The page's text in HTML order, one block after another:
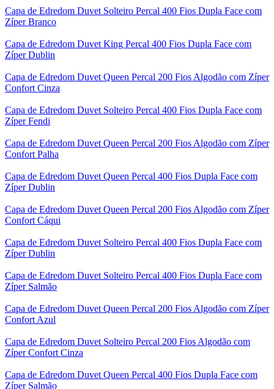
Capa de Edredom Duvet Solteiro Percal 400 Fios Dupla Face com
Zíper Branco
Capa de Edredom Duvet King Percal 400 Fios Dupla Face com
Zíper Dublin
Capa de Edredom Duvet Queen Percal 200 Fios Algodão com Zíper
Confort Cinza
Capa de Edredom Duvet Solteiro Percal 400 Fios Dupla Face com
Zíper Fendi
Capa de Edredom Duvet Queen Percal 200 Fios Algodão com Zíper
Confort Palha
Capa de Edredom Duvet Queen Percal 400 Fios Dupla Face com
Zíper Dublin
Capa de Edredom Duvet Queen Percal 200 Fios Algodão com Zíper
Confort Cáqui
Capa de Edredom Duvet Solteiro Percal 400 Fios Dupla Face com
Zíper Dublin
Capa de Edredom Duvet Solteiro Percal 400 Fios Dupla Face com
Zíper Salmão
Capa de Edredom Duvet Queen Percal 200 Fios Algodão com Zíper
Confort Azul
Capa de Edredom Duvet Solteiro Percal 200 Fios Algodão com
Zíper Confort Cinza
Capa de Edredom Duvet Queen Percal 400 Fios Dupla Face com
Zíper Salmão